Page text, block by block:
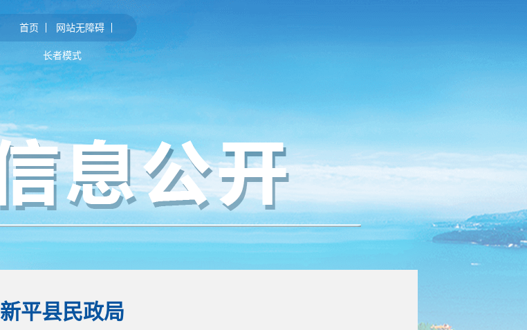
首页 网站无障碍
长者模式
新平县民政局